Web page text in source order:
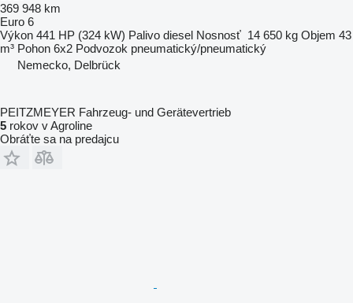
369 948 km
Euro 6
Výkon 441 HP (324 kW) Palivo diesel Nosnosť 14 650 kg Objem 43
m³ Pohon 6x2 Podvozok pneumatický/pneumatický
Nemecko, Delbrück
PEITZMEYER Fahrzeug- und Gerätevertrieb
5 rokov v Agroline
Obráťte sa na predajcu